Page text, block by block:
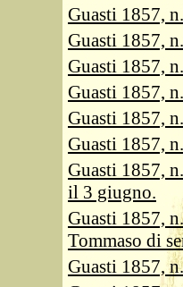
Guasti 1857,
Guasti 1857,
Guasti 1857,
Guasti 1857,
Guasti 1857,
Guasti 1857,
Guasti 1857,
il 3 giugno.
Guasti 1857,
Tommaso di
Guasti 1857,